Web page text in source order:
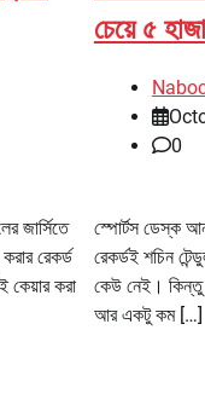
জার্সিতে
রেকর্ড
কেয়ার করা
চেয়ে ৫
0
স্পোর্টস ডেস্ক
রেকর্ডই শচিন
কেউ নেই। কিন্তু
আর একটু কম […]